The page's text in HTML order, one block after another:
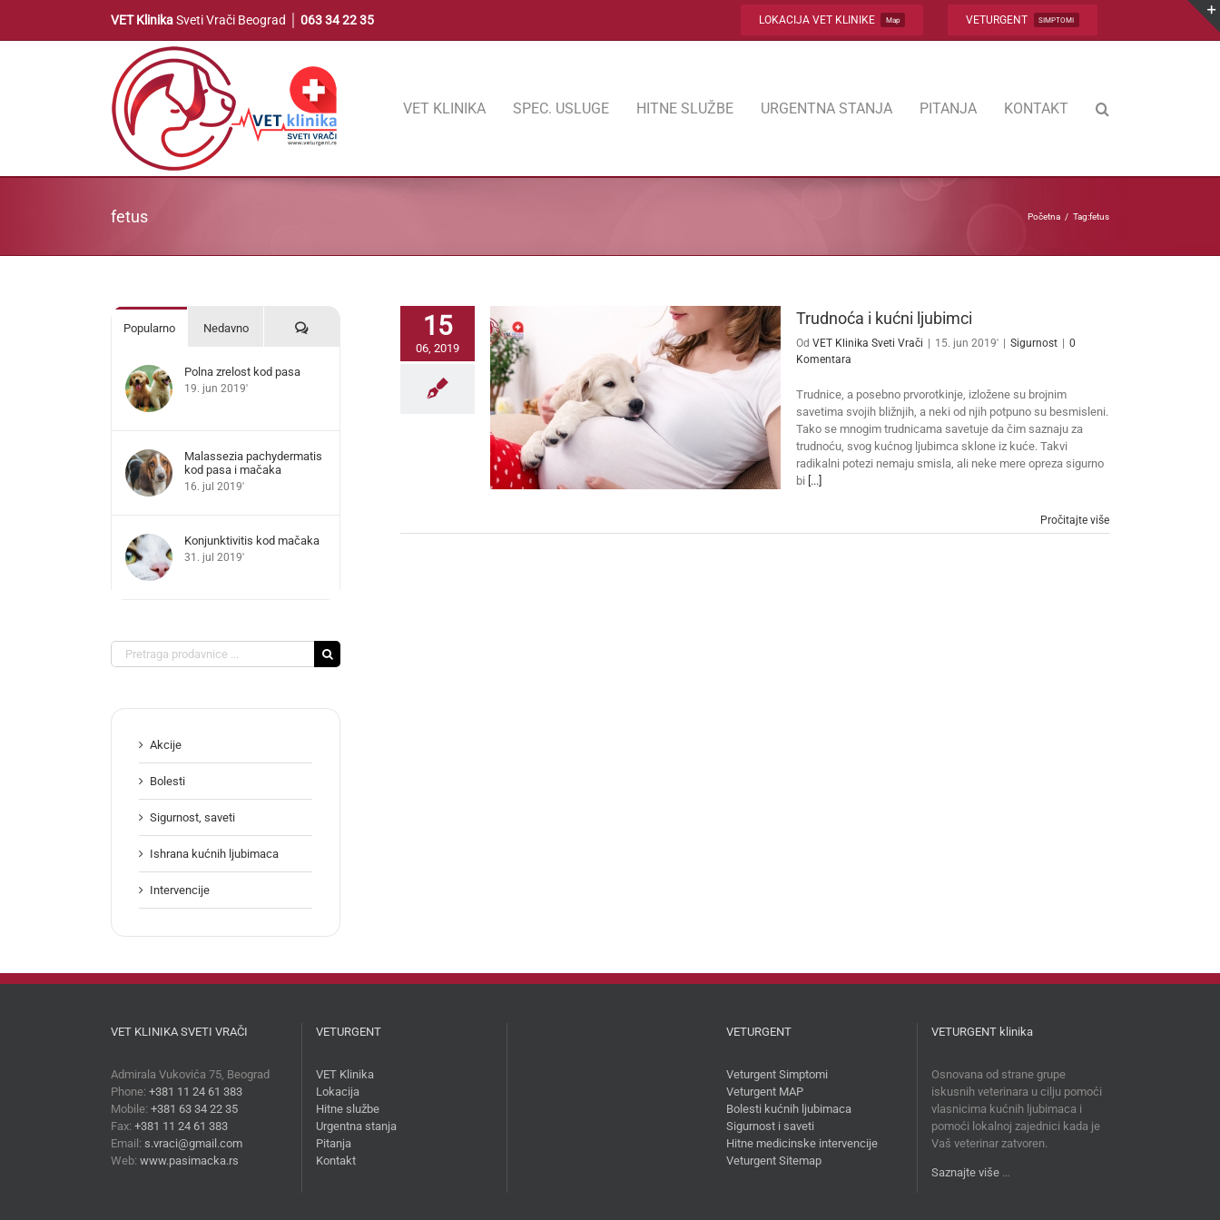
content
VET KlinikaSveti Vrači Beograd │ 063 34 22 35 LOKACIJA VET KLINIKE Map VETURGENT SIMPTOMI
VET KLINIKA SPEC. USLUGE HITNE SLUŽBE URGENTNA STANJA PITANJA KONTAKT
fetus Početna Tag:fetus
15
06, 2019
Trudnoća i kućni ljubimci
Od VET Klinika Sveti Vrači 15. jun 2019' Sigurnost
0
Komentara
Trudnice, a posebno prvorotkinje, izložene su brojnim
savetima svojih bližnjih, a neki od njih potpuno su besmisleni.
Tako se mnogim trudnicama savetuje da čim saznaju za
trudnoću, svog kućnog ljubimca sklone iz kuće. Takvi
radikalni potezi nemaju smisla, ali neke mere opreza sigurno
bi [...]
Pročitajte više
Popularno Nedavno Komentari
Polna zrelost kod pasa
19. jun 2019'
Malassezia pachydermatis
kod pasa i mačaka
16. jul 2019'
Konjunktivitis kod mačaka
31. jul 2019'
Search
for:
Akcije
Bolesti
Sigurnost, saveti
Ishrana kućnih ljubimaca
Intervencije
VET KLINIKA SVETI VRAČI
Admirala Vukovića 75, Beograd
Phone: +381 11 24 61 383
Mobile: +381 63 34 22 35
Fax: +381 11 24 61 383
Email: s.vraci@gmail.com
Web: www.pasimacka.rs
VETURGENT
VET Klinika
Lokacija
Hitne službe
Urgentna stanja
Pitanja
Kontakt
VETURGENT
Veturgent Simptomi
Veturgent MAP
Bolesti kućnih ljubimaca
Sigurnost i saveti
Hitne medicinske intervencije
Veturgent Sitemap
VETURGENT klinika
Osnovana od strane grupe
iskusnih veterinara u cilju pomoći
vlasnicima kućnih ljubimaca i
pomoći lokalnoj zajednici kada je
Vaš veterinar zatvoren.
Saznajte više …